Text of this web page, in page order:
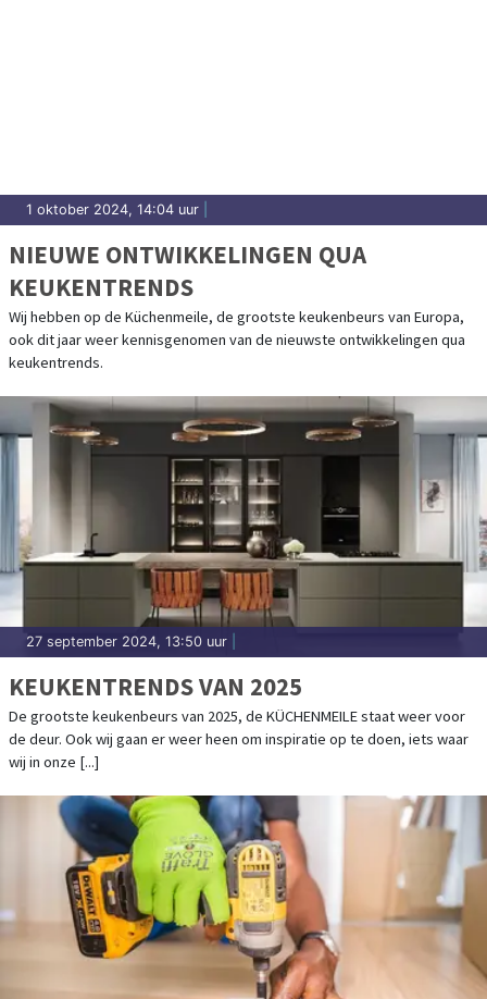
1 oktober 2024, 14:04 uur
NIEUWE ONTWIKKELINGEN QUA
KEUKENTRENDS
Wij hebben op de Küchenmeile, de grootste keukenbeurs van Europa,
ook dit jaar weer kennisgenomen van de nieuwste ontwikkelingen qua
keukentrends.
27 september 2024, 13:50 uur
KEUKENTRENDS VAN 2025
De grootste keukenbeurs van 2025, de KÜCHENMEILE staat weer voor
de deur. Ook wij gaan er weer heen om inspiratie op te doen, iets waar
wij in onze [...]